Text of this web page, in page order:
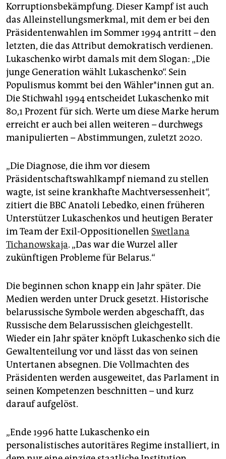
Korruptionsbekämpfung. Dieser Kampf ist auch
das Alleinstellungsmerkmal, mit dem er bei den
Präsidentenwahlen im Sommer 1994 antritt – den
letzten, die das Attribut demokratisch verdienen.
Lukaschenko wirbt damals mit dem Slogan: „Die
junge Generation wählt Lukaschenko“. Sein
Populismus kommt bei den Wäh­le­r*in­nen gut an.
Die Stichwahl 1994 entscheidet Lukaschenko mit
80,1 Prozent für sich. Werte um diese Marke herum
erreicht er auch bei allen weiteren – durchwegs
manipulierten – Abstimmungen, zuletzt 2020.
„Die Diagnose, die ihm vor diesem
Präsidentschaftswahlkampf niemand zu stellen
wagte, ist seine krankhafte Machtversessenheit“,
zitiert die BBC Anatoli Lebedko, einen früheren
Unterstützer Lukaschenkos und heutigen Berater
im Team der Exil-Oppositionellen Swetlana
Tichanowskaja. „Das war die Wurzel aller
zukünftigen Probleme für Belarus.“
Die beginnen schon knapp ein Jahr später. Die
Medien werden unter Druck gesetzt. Historische
belarussische Symbole werden abgeschafft, das
Russische dem Belarussischen gleichgestellt.
Wieder ein Jahr später knöpft Lukaschenko sich die
Gewaltenteilung vor und lässt das von seinen
Untertanen absegnen. Die Vollmachten des
Präsidenten werden ausgeweitet, das Parlament in
seinen Kompetenzen beschnitten – und kurz
darauf aufgelöst.
„Ende 1996 hatte Lukaschenko ein
personalistisches autoritäres Regime installiert, in